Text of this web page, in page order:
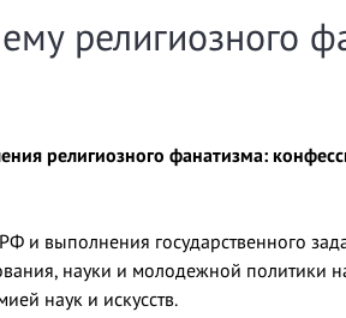
религиозного
религиозного фанатизма:
и выполнения государственного
науки и молодежной политики
наук и искусств.